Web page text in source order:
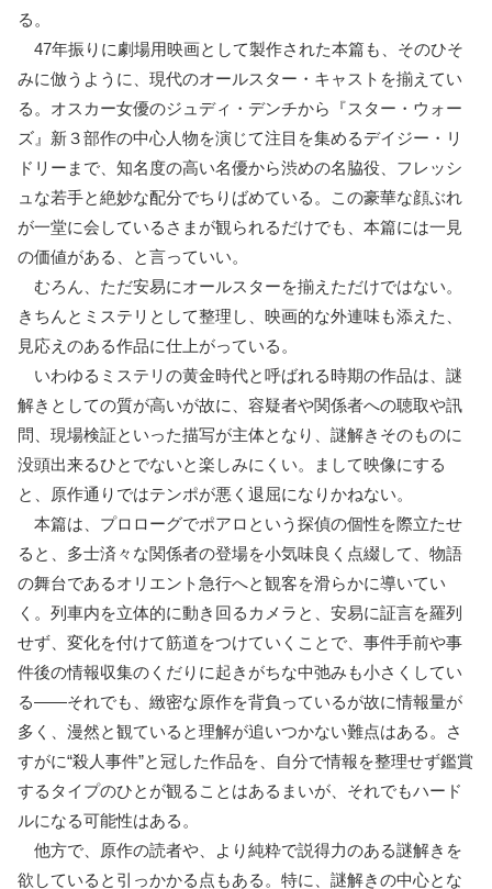
る。
47年振りに劇場用映画として製作された本篇も、そのひそ
みに倣うように、現代のオールスター・キャストを揃えてい
る。オスカー女優のジュディ・デンチから『スター・ウォー
ズ』新３部作の中心人物を演じて注目を集めるデイジー・リ
ドリーまで、知名度の高い名優から渋めの名脇役、フレッシ
ュな若手と絶妙な配分でちりばめている。この豪華な顔ぶれ
が一堂に会しているさまが観られるだけでも、本篇には一見
の価値がある、と言っていい。
むろん、ただ安易にオールスターを揃えただけではない。
きちんとミステリとして整理し、映画的な外連味も添えた、
見応えのある作品に仕上がっている。
いわゆるミステリの黄金時代と呼ばれる時期の作品は、謎
解きとしての質が高いが故に、容疑者や関係者への聴取や訊
問、現場検証といった描写が主体となり、謎解きそのものに
没頭出来るひとでないと楽しみにくい。まして映像にする
と、原作通りではテンポが悪く退屈になりかねない。
本篇は、プロローグでポアロという探偵の個性を際立たせ
ると、多士済々な関係者の登場を小気味良く点綴して、物語
の舞台であるオリエント急行へと観客を滑らかに導いてい
く。列車内を立体的に動き回るカメラと、安易に証言を羅列
せず、変化を付けて筋道をつけていくことで、事件手前や事
件後の情報収集のくだりに起きがちな中弛みも小さくしてい
る――それでも、緻密な原作を背負っているが故に情報量が
多く、漫然と観ていると理解が追いつかない難点はある。さ
すがに“殺人事件”と冠した作品を、自分で情報を整理せず鑑賞
するタイプのひとが観ることはあるまいが、それでもハード
ルになる可能性はある。
他方で、原作の読者や、より純粋で説得力のある謎解きを
欲していると引っかかる点もある。特に、謎解きの中心とな